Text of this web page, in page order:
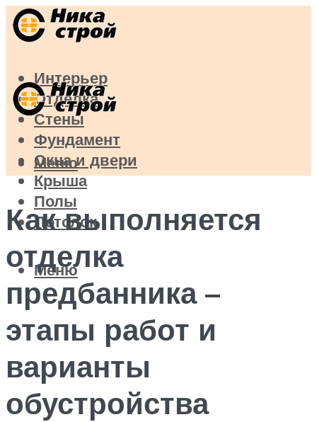
Интерьер
Отделка
Стены
Фундамент
Окна и двери
Крыша
Полы
Потолок
Меню
Меню
Как выполняется
отделка
предбанника –
этапы работ и
варианты
обустройства